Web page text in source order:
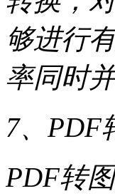
够进行
率同时
7、PDF
PDF转